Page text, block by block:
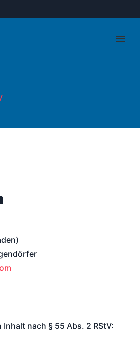
nach § 55 Abs. 2 RStV: